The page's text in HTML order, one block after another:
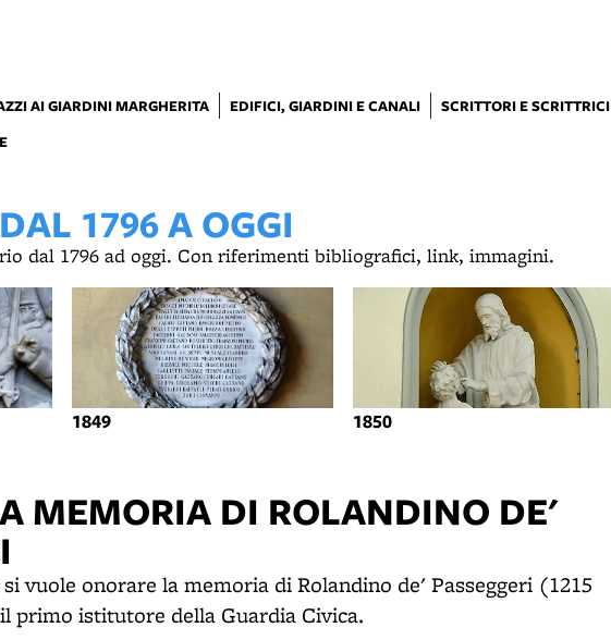
AI GIARDINI MARGHERITA EDIFICI, GIARDINI E CANALI SCRITTORI E SCRITTRICI
1796 A OGGI
dal 1796 ad oggi. Con riferimenti bibliografici, link, immagini.
1849 1850
MEMORIA DI ROLANDINO DE'
vuole onorare la memoria di Rolandino de' Passeggeri (1215
primo istitutore della Guardia Civica.